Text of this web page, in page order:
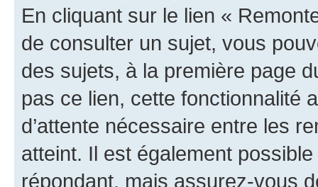
En cliquant sur le lien «
de consulter un sujet, vous
des sujets, à la première page
pas ce lien, cette fonctionnalité
d’attente nécessaire entre les
atteint. Il est également
répondant, mais assurez-vous